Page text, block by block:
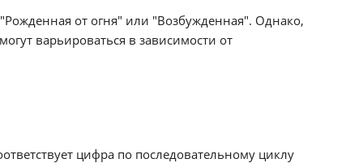
от огня" или "Возбужденная". Однако,
варьироваться в зависимости от
цифра по последовательному циклу